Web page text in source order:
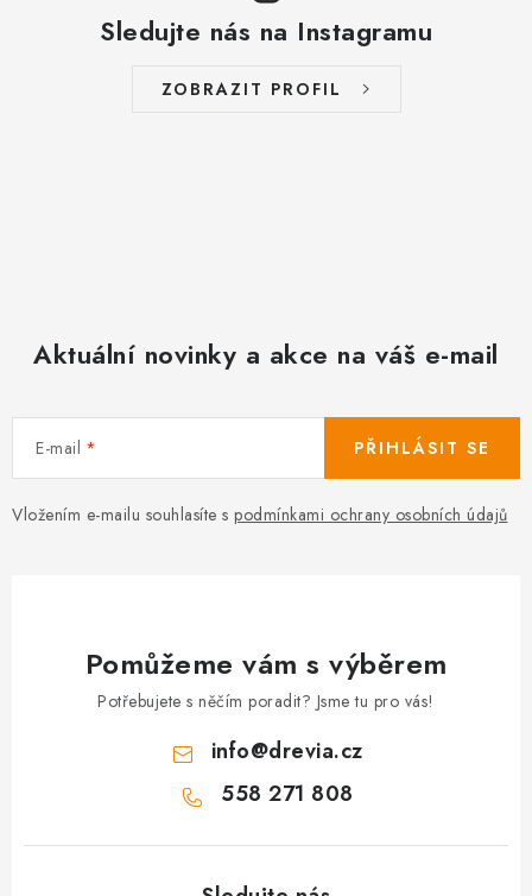
Sledujte nás na Instagramu
ZOBRAZIT PROFIL
Aktuální novinky a akce na váš e-mail
E-mail
Vložením e-mailu souhlasíte s podmínkami ochrany osobních údajů
PŘIHLÁSIT SE
Pomůžeme vám s výběrem
Potřebujete s něčím poradit? Jsme tu pro vás!
info@drevia.cz
558 271 808